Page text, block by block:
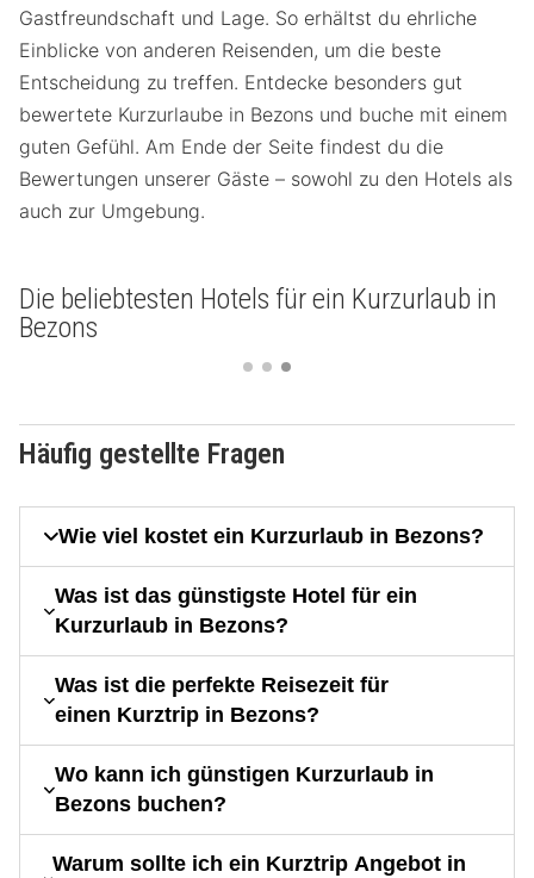
Gastfreundschaft und Lage. So erhältst du ehrliche
Einblicke von anderen Reisenden, um die beste
Entscheidung zu treffen. Entdecke besonders gut
bewertete Kurzurlaube in Bezons und buche mit einem
guten Gefühl. Am Ende der Seite findest du die
Bewertungen unserer Gäste – sowohl zu den Hotels als
auch zur Umgebung.
Die beliebtesten Hotels für ein Kurzurlaub in
Bezons
Häufig gestellte Fragen
Wie viel kostet ein Kurzurlaub in Bezons?
Was ist das günstigste Hotel für ein
Kurzurlaub in Bezons?
Was ist die perfekte Reisezeit für
einen Kurztrip in Bezons?
Wo kann ich günstigen Kurzurlaub in
Bezons buchen?
Warum sollte ich ein Kurztrip Angebot in